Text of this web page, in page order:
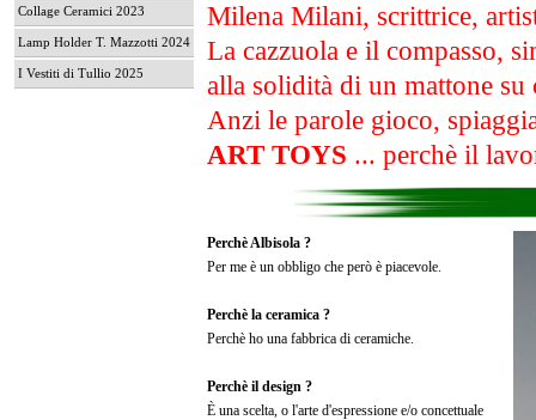
Collage Ceramici 2023
Lamp Holder T. Mazzotti 2024
I Vestiti di Tullio 2025
Milena Milani, scrittrice,
La cazzuola e il compasso,
alla solidità di un mattone
Anzi le parole gioco,
ART TOYS ... perchè il
Perchè Albisola ?
Per me è un obbligo che però è piacevole.
Perchè la ceramica ?
Perchè ho una fabbrica di ceramiche.
Perchè il design ?
È una scelta, o l'arte d'espressione e/o concettuale